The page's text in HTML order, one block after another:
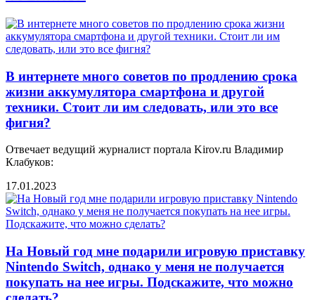
В интернете много советов по продлению срока
жизни аккумулятора смартфона и другой
техники. Стоит ли им следовать, или это все
фигня?
Отвечает ведущий журналист портала Kirov.ru Владимир
Клабуков:
17.01.2023
На Новый год мне подарили игровую приставку
Nintendo Switch, однако у меня не получается
покупать на нее игры. Подскажите, что можно